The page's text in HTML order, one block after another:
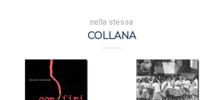
nella stessa
COLLANA